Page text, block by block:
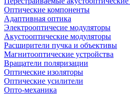
Оптические компоненты
Адаптивная оптика
Электрооптичесие модуляторы
Акустооптические модуляторы
Расширители пучка и объективы
Магнитооптические устройства
Вращатели поляризации
Оптические изоляторы
Оптические усилители
Опто-механика